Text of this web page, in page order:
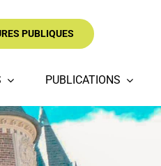
PUBLIQUES
PUBLICATIONS